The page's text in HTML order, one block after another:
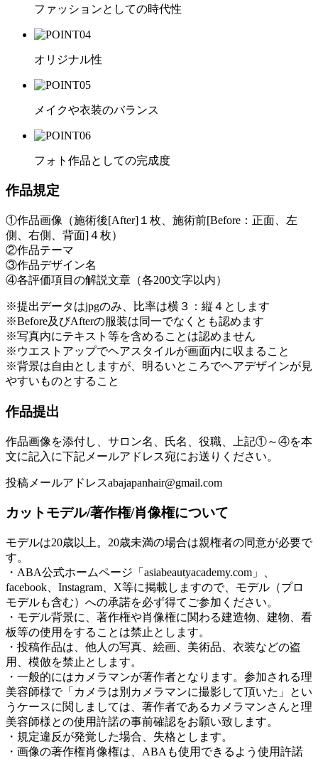
ファッションとしての時代性
オリジナル性
メイクや衣装のバランス
フォト作品としての完成度
作品規定
①作品画像（施術後[After]１枚、施術前[Before：正面、左
側、右側、背面]４枚）
②作品テーマ
③作品デザイン名
④各評価項目の解説文章（各200文字以内）
※提出データはjpgのみ、比率は横３：縦４とします
※Before及びAfterの服装は同一でなくとも認めます
※写真内にテキスト等を含めることは認めません
※ウエストアップでヘアスタイルが画面内に収まること
※背景は自由としますが、明るいところでヘアデザインが見
やすいものとすること
作品提出
作品画像を添付し、サロン名、氏名、役職、上記①～④を本
文に記入に下記メールアドレス宛にお送りください。
投稿メールアドレスabajapanhair@gmail.com
カットモデル/著作権/肖像権について
モデルは20歳以上。20歳未満の場合は親権者の同意が必要で
す。
・ABA公式ホームページ「asiabeautyacademy.com」、
facebook、Instagram、X等に掲載しますので、モデル（プロ
モデルも含む）への承諾を必ず得てご参加ください。
・モデル背景に、著作権や肖像権に関わる建造物、建物、看
板等の使用をすることは禁止とします。
・投稿作品は、他人の写真、絵画、美術品、衣装などの盗
用、模倣を禁止とします。
・一般的にはカメラマンが著作者となります。参加される理
美容師様で「カメラは別カメラマンに撮影して頂いた」とい
うケースに関しましては、著作者であるカメラマンさんと理
美容師様との使用許諾の事前確認をお願い致します。
・規定違反が発覚した場合、失格とします。
・画像の著作権肖像権は、ABAも使用できるよう使用許諾